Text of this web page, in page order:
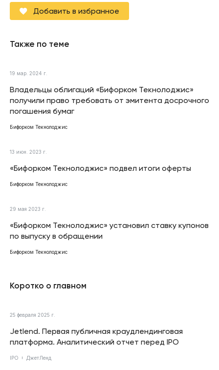
Добавить в избранное
Также по теме
19 мар. 2024 г.
Владельцы облигаций «Бифорком Текнолоджис»
получили право требовать от эмитента досрочного
погашения бумаг
Бифорком Текнолоджис
13 июн. 2023 г.
«Бифорком Текнолоджис» подвел итоги оферты
Бифорком Текнолоджис
29 мая 2023 г.
«Бифорком Текнолоджис» установил ставку купонов
по выпуску в обращении
Бифорком Текнолоджис
Коротко о главном
25 февраля 2025 г.
Jetlend. Первая публичная краудлендинговая
платформа. Аналитический отчет перед IPO
IPO ДжетЛенд